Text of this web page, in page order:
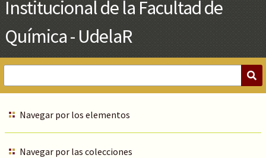
Navegar por los elementos
Navegar por las colecciones